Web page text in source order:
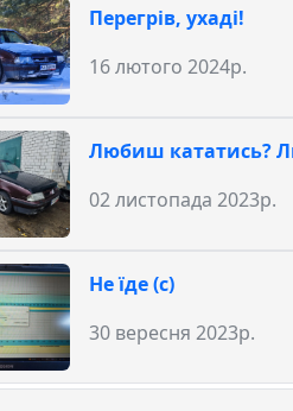
Перегрів, ухаді!
16 лютого 2024р.
Любиш кататись?
02 листопада 2023р.
Не їде (с)
30 вересня 2023р.